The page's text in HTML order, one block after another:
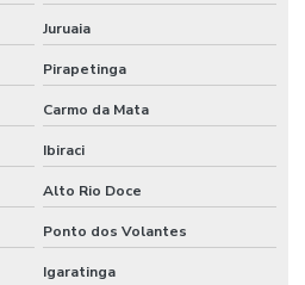
Juruaia
Pirapetinga
Carmo da Mata
Ibiraci
Alto Rio Doce
Ponto dos Volantes
Igaratinga